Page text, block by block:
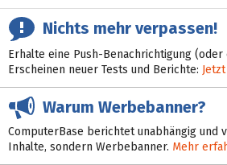
Nichts mehr verpassen!
Erhalte eine Push-Benachrichtigung
Erscheinen neuer Tests und Berichte:
Warum Werbebanner?
ComputerBase berichtet unabhängig und
Inhalte, sondern Werbebanner. Mehr